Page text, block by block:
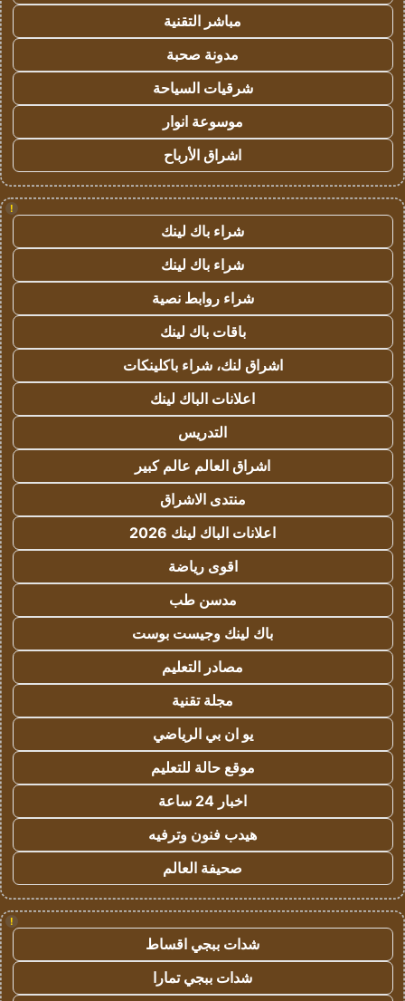
مباشر التقنية
مدونة صحبة
شرقيات السياحة
موسوعة انوار
اشراق الأرباح
!
شراء باك لينك
شراء باك لينك
شراء روابط نصية
باقات باك لينك
اشراق لنك، شراء باكلينكات
اعلانات الباك لينك
التدريس
اشراق العالم عالم كبير
منتدى الاشراق
اعلانات الباك لينك 2026
اقوى رياضة
مدسن طب
باك لينك وجيست بوست
مصادر التعليم
مجلة تقنية
يو ان بي الرياضي
موقع حالة للتعليم
اخبار 24 ساعة
هيدب فنون وترفيه
صحيفة العالم
!
شدات ببجي اقساط
شدات ببجي تمارا